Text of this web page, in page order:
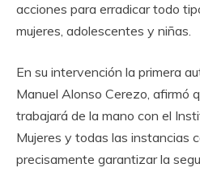
acciones para erradicar todo
mujeres, adolescentes y niñas.
En su intervención la primera
Manuel Alonso Cerezo, afirmó
trabajará de la mano con el
Mujeres y todas las instancias
precisamente garantizar la